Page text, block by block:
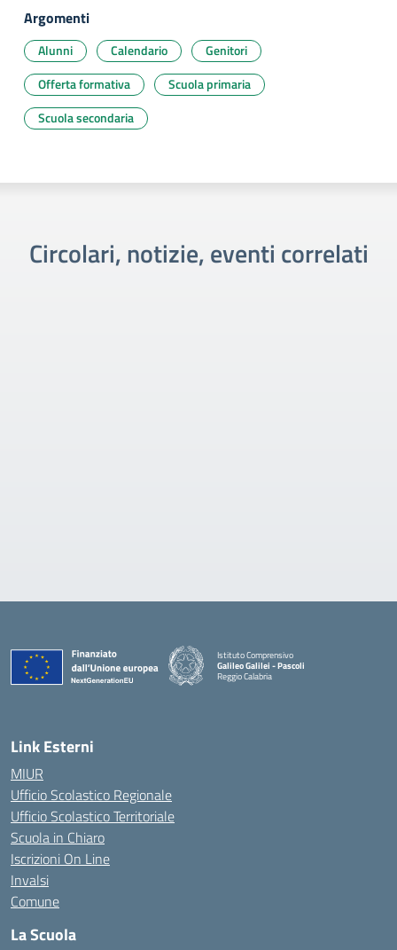
Argomenti
Alunni Calendario
Genitori
Offerta formativa
Scuola primaria
Scuola secondaria
Circolari, notizie, eventi correlati
Istituto Comprensivo
Galileo Galilei - Pascoli
Reggio Calabria
Link Esterni
MIUR
Ufficio Scolastico Regionale
Ufficio Scolastico Territoriale
Scuola in Chiaro
Iscrizioni On Line
Invalsi
Comune
La Scuola